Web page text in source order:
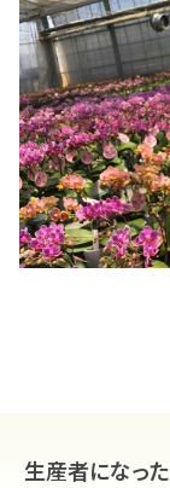
生産者になっ